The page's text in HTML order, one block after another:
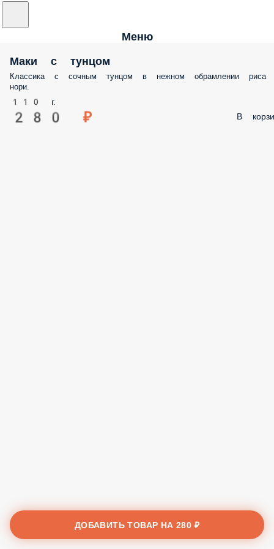
Меню
Маки с тунцом
Классика с сочным тунцом в нежном обрамлении
и нори.
110 г.
280 ₽ В
ДОБАВИТЬ ТОВАР НА280 ₽